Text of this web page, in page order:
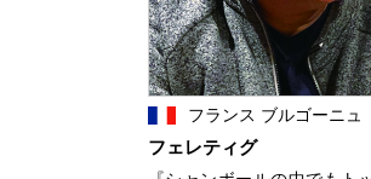
フランス ブルゴーニュ
フェレティグ